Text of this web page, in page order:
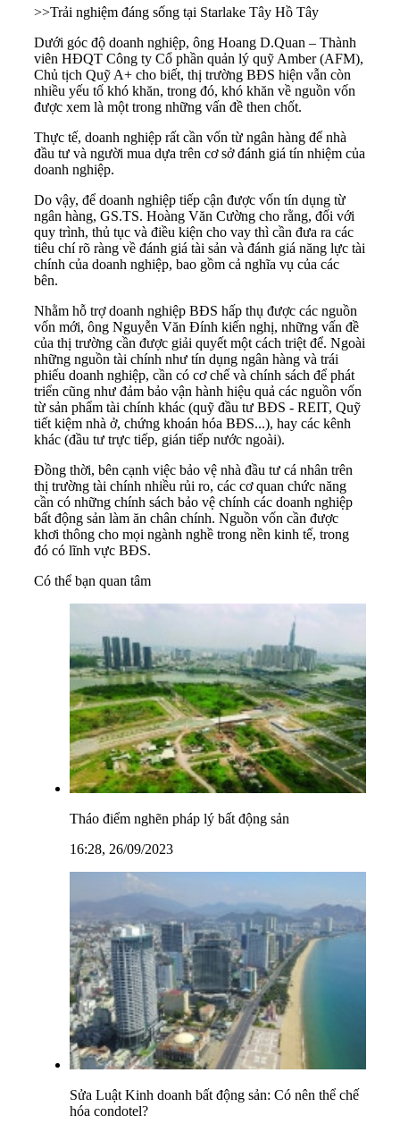
>>Trải nghiệm đáng sống tại Starlake Tây Hồ Tây
Dưới góc độ doanh nghiệp, ông Hoang D.Quan – Thành
viên HĐQT Công ty Cổ phần quản lý quỹ Amber (AFM),
Chủ tịch Quỹ A+ cho biết, thị trường BĐS hiện vẫn còn
nhiều yếu tố khó khăn, trong đó, khó khăn về nguồn vốn
được xem là một trong những vấn đề then chốt.
Thực tế, doanh nghiệp rất cần vốn từ ngân hàng để nhà
đầu tư và người mua dựa trên cơ sở đánh giá tín nhiệm của
doanh nghiệp.
Do vậy, để doanh nghiệp tiếp cận được vốn tín dụng từ
ngân hàng, GS.TS. Hoàng Văn Cường cho rằng, đối với
quy trình, thủ tục và điều kiện cho vay thì cần đưa ra các
tiêu chí rõ ràng về đánh giá tài sản và đánh giá năng lực tài
chính của doanh nghiệp, bao gồm cả nghĩa vụ của các
bên.
Nhằm hỗ trợ doanh nghiệp BĐS hấp thụ được các nguồn
vốn mới, ông Nguyễn Văn Đính kiến nghị, những vấn đề
của thị trường cần được giải quyết một cách triệt để. Ngoài
những nguồn tài chính như tín dụng ngân hàng và trái
phiếu doanh nghiệp, cần có cơ chế và chính sách để phát
triển cũng như đảm bảo vận hành hiệu quả các nguồn vốn
từ sản phẩm tài chính khác (quỹ đầu tư BĐS - REIT, Quỹ
tiết kiệm nhà ở, chứng khoán hóa BĐS...), hay các kênh
khác (đầu tư trực tiếp, gián tiếp nước ngoài).
Đồng thời, bên cạnh việc bảo vệ nhà đầu tư cá nhân trên
thị trường tài chính nhiều rủi ro, các cơ quan chức năng
cần có những chính sách bảo vệ chính các doanh nghiệp
bất động sản làm ăn chân chính. Nguồn vốn cần được
khơi thông cho mọi ngành nghề trong nền kinh tế, trong
đó có lĩnh vực BĐS.
Có thể bạn quan tâm
Tháo điểm nghẽn pháp lý bất động sản
16:28, 26/09/2023
Sửa Luật Kinh doanh bất động sản: Có nên thể chế
hóa condotel?